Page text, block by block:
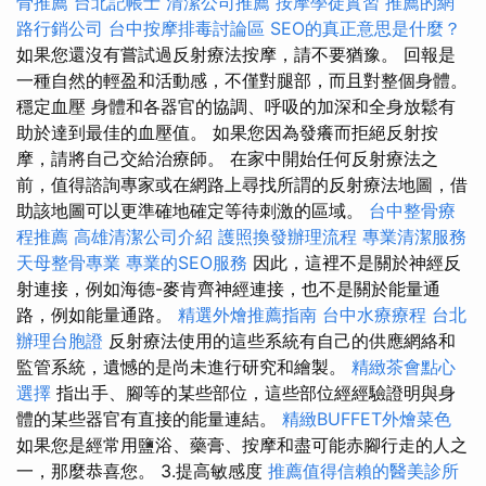
路行銷公司 台中按摩排毒討論區 SEO的真正意思是什麼？
如果您還沒有嘗試過反射療法按摩，請不要猶豫。 回報是
一種自然的輕盈和活動感，不僅對腿部，而且對整個身體。
穩定血壓 身體和各器官的協調、呼吸的加深和全身放鬆有
助於達到最佳的血壓值。 如果您因為發癢而拒絕反射按
摩，請將自己交給治療師。 在家中開始任何反射療法之
前，值得諮詢專家或在網路上尋找所謂的反射療法地圖，借
助該地圖可以更準確地確定等待刺激的區域。 台中整骨療
程推薦 高雄清潔公司介紹 護照換發辦理流程 專業清潔服務
天母整骨專業 專業的SEO服務 因此，這裡不是關於神經反
射連接，例如海德-麥肯齊神經連接，也不是關於能量通
路，例如能量通路。 精選外燴推薦指南 台中水療療程 台北
辦理台胞證 反射療法使用的這些系統有自己的供應網絡和
監管系統，遺憾的是尚未進行研究和繪製。 精緻茶會點心
選擇 指出手、腳等的某些部位，這些部位經經驗證明與身
體的某些器官有直接的能量連結。 精緻BUFFET外燴菜色
如果您是經常用鹽浴、藥膏、按摩和盡可能赤腳行走的人之
一，那麼恭喜您。 3.提高敏感度 推薦值得信賴的醫美診所